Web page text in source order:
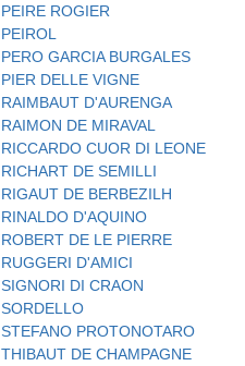
PEIRE ROGIER
PEIROL
PERO GARCIA BURGALES
PIER DELLE VIGNE
RAIMBAUT D'AURENGA
RAIMON DE MIRAVAL
RICCARDO CUOR DI LEONE
RICHART DE SEMILLI
RIGAUT DE BERBEZILH
RINALDO D'AQUINO
ROBERT DE LE PIERRE
RUGGERI D'AMICI
SIGNORI DI CRAON
SORDELLO
STEFANO PROTONOTARO
THIBAUT DE CHAMPAGNE